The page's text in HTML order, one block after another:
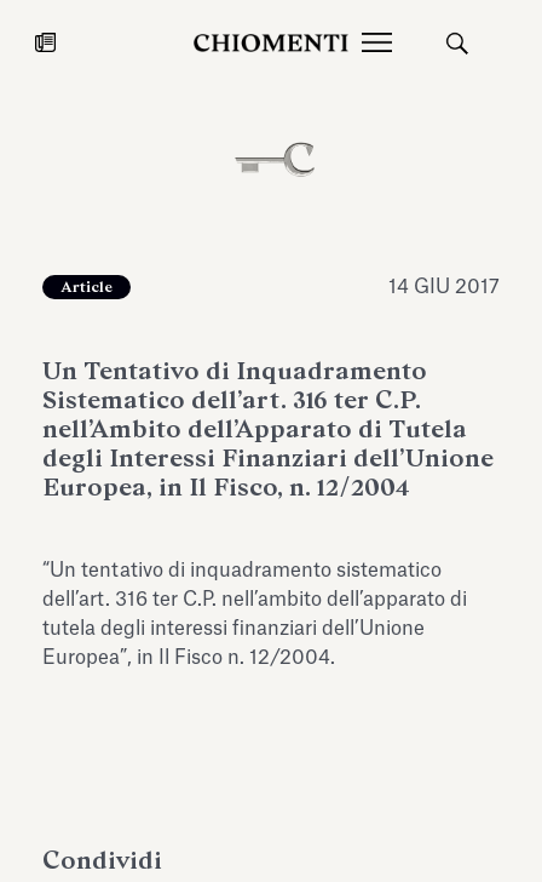
27 LUG 2026
Fondazione Torlonia inaugura la
dell’Antiquarium di Villa Albani
Torlonia
Leggi tutto
Article 14 GIU 2017
Un Tentativo di Inquadramento
Sistematico dell’art. 316 ter C.P.
nell’Ambito dell’Apparato di Tutela
degli Interessi Finanziari dell’Unione
Europea, in Il Fisco, n. 12/2004
“Un tentativo di inquadramento sistematico
dell’art. 316 ter C.P. nell’ambito dell’apparato di
tutela degli interessi finanziari dell’Unione
Europea”, in Il Fisco n. 12/2004.
Condividi